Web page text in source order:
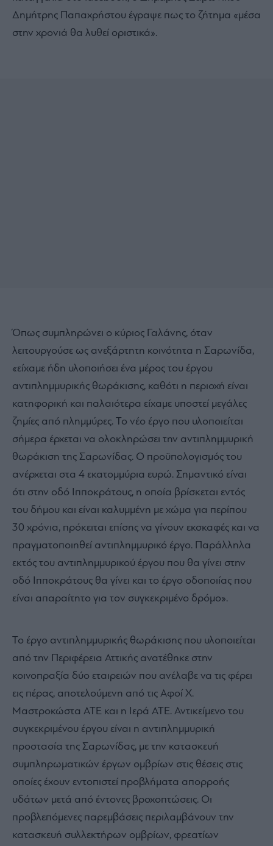
Δημήτρης Παπαχρήστου έγραψε πως το ζήτημα «μέσα
στην χρονιά θα λυθεί οριστικά».
Όπως συμπληρώνει ο κύριος Γαλάνης, όταν
λειτουργούσε ως ανεξάρτητη κοινότητα η Σαρωνίδα,
«είχαμε ήδη υλοποιήσει ένα μέρος του έργου
αντιπλημμυρικής θωράκισης, καθότι η περιοχή είναι
κατηφορική και παλαιότερα είχαμε υποστεί μεγάλες
ζημίες από πλημμύρες. Το νέο έργο που υλοποιείται
σήμερα έρχεται να ολοκληρώσει την αντιπλημμυρική
θωράκιση της Σαρωνίδας. Ο προϋπολογισμός του
ανέρχεται στα 4 εκατομμύρια ευρώ. Σημαντικό είναι
ότι στην οδό Ιπποκράτους, η οποία βρίσκεται εντός
του δήμου και είναι καλυμμένη με χώμα για περίπου
30 χρόνια, πρόκειται επίσης να γίνουν εκσκαφές και να
πραγματοποιηθεί αντιπλημμυρικό έργο. Παράλληλα
εκτός του αντιπλημμυρικού έργου που θα γίνει στην
οδό Ιπποκράτους θα γίνει και το έργο οδοποιίας που
είναι απαραίτητο για τον συγκεκριμένο δρόμο».
Το έργο αντιπλημμυρικής θωράκισης που υλοποιείται
από την Περιφέρεια Αττικής ανατέθηκε στην
κοινοπραξία δύο εταιρειών που ανέλαβε να τις φέρει
εις πέρας, αποτελούμενη από τις Αφοί Χ.
Μαστροκώστα ΑΤΕ και η Ιερά ΑΤΕ. Αντικείμενο του
συγκεκριμένου έργου είναι η αντιπλημμυρική
προστασία της Σαρωνίδας, με την κατασκευή
συμπληρωματικών έργων ομβρίων στις θέσεις στις
οποίες έχουν εντοπιστεί προβλήματα απορροής
υδάτων μετά από έντονες βροχοπτώσεις. Οι
προβλεπόμενες παρεμβάσεις περιλαμβάνουν την
κατασκευή συλλεκτήρων ομβρίων, φρεατίων